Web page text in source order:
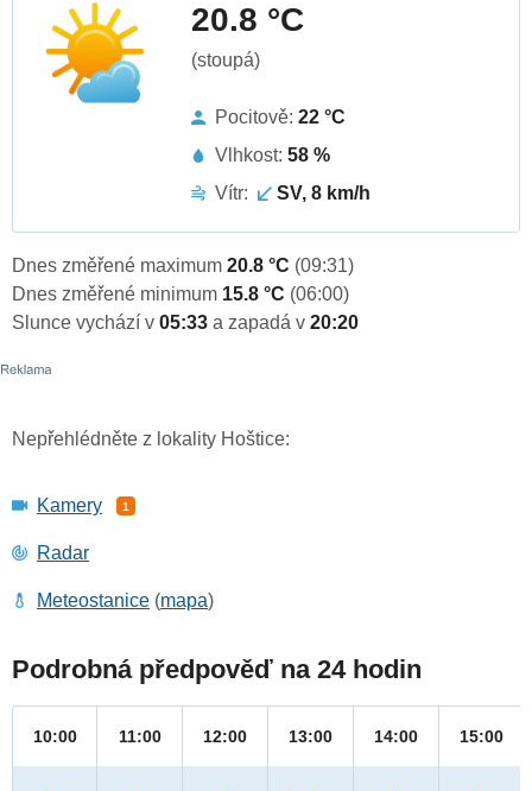
20.8 °C
(stoupá)
Pocitově: 22 °C
Vlhkost: 58 %
Vítr:
SV, 8 km/h
Dnes změřené maximum 20.8 °C (09:31)
Dnes změřené minimum 15.8 °C (06:00)
Slunce vychází v 05:33 a zapadá v 20:20
Nepřehlédněte z lokality Hoštice:
Kamery 1
Radar
Meteostanice (mapa)
Podrobná předpověď na 24 hodin
10:00 11:00 12:00 13:00 14:00 15:00